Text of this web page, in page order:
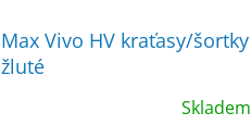
Max Vivo HV kraťasy/šortky
žluté
Skladem